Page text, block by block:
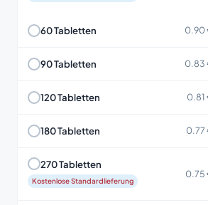
60 Tabletten 0.90
90 Tabletten 0.83
120 Tabletten 0.81
180 Tabletten 0.77
270 Tabletten
Kostenlose Standardlieferung
0.75